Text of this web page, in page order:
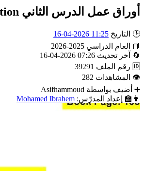
أوراق عمل الدرس الثاني Understand Decimal Notation من الوحدة 12 منهج ريفيل
🕒 التاريخ 11:25 2026-04-16
📘
العام الدراسي 2025-2026
🔄
آخر تحديث 07:26 2026-04-16
🆔 رقم الملف 39291
👁 المشاهدات 282
➕ أضيف بواسطة Asifhammoud
👨‍🏫
إعداد المدرّس: Mohamed Ibrahem